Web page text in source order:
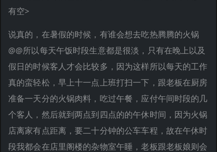
有空>
说真的，在暑假的时候，有谁会想去吃热腾腾的火锅
@@所以每天午饭时段生意都是很淡，只有在晚上以及
假日的时候客人才会比较多，因为这样所以每天的工作
真的蛮轻松，早上十一点上班打扫一下，跟老板在厨房
准备一天分的火锅肉料，吃过午餐，应付午间时段的几
个客人，然后就到两点到四点的的午休时间，因为火锅
店离家有点距离，要二十分钟的公车车程，故在午休时
段我都会在店里阁楼的杂物室午睡，老板跟老板娘则会